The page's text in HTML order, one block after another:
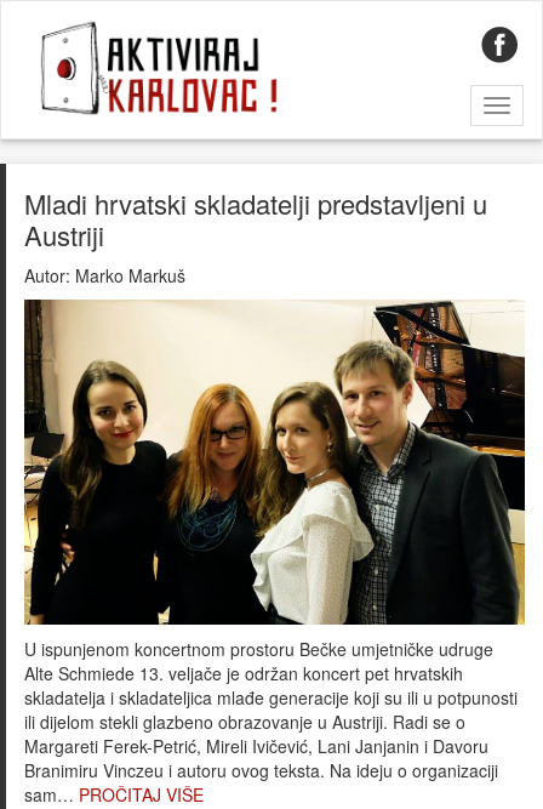
Mladi hrvatski skladatelji predstavljeni u
Austriji
Autor: Marko Markuš
U ispunjenom koncertnom prostoru Bečke umjetničke udruge
Alte Schmiede 13. veljače je održan koncert pet hrvatskih
skladatelja i skladateljica mlađe generacije koji su ili u potpunosti
ili dijelom stekli glazbeno obrazovanje u Austriji. Radi se o
Margareti Ferek-Petrić, Mireli Ivičević, Lani Janjanin i Davoru
Branimiru Vinczeu i autoru ovog teksta. Na ideju o organizaciji
sam… PROČITAJ VIŠE